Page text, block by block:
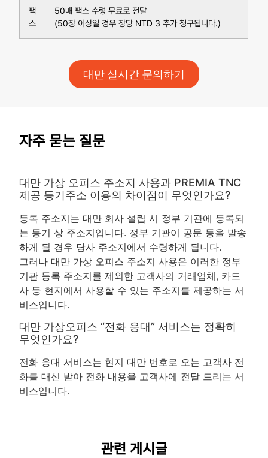
팩
스
50매 팩스 수령 무료로 전달
(50장 이상일 경우 장당 NTD 3 추가 청구됩니다.)
대만 실시간 문의하기
자주 묻는 질문
대만 가상 오피스 주소지 사용과 PREMIA TNC
제공 등기주소 이용의 차이점이 무엇인가요?
등록 주소지는 대만 회사 설립 시 정부 기관에 등록되
는 등기 상 주소지입니다. 정부 기관이 공문 등을 발송
하게 될 경우 당사 주소지에서 수령하게 됩니다.
그러나 대만 가상 오피스 주소지 사용은 이러한 정부
기관 등록 주소지를 제외한 고객사의 거래업체, 카드
사 등 현지에서 사용할 수 있는 주소지를 제공하는 서
비스입니다.
대만 가상오피스 “전화 응대” 서비스는 정확히
무엇인가요?
전화 응대 서비스는 현지 대만 번호로 오는 고객사 전
화를 대신 받아 전화 내용을 고객사에 전달 드리는 서
비스입니다.
관련 게시글